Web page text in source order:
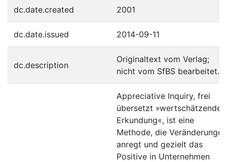
dc.date.created 2001
dc.date.issued 2014-09-11
dc.description
Originaltext vom Verlag;
nicht vom SfBS bearbeitet.
Appreciative Inquiry, frei
übersetzt »wertschätzende
Erkundung«, ist eine
Methode, die Veränderungen
anregt und gezielt das
Positive in Unternehmen